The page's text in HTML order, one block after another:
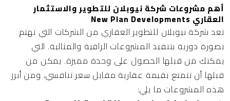
أهم مشروعات شركة نيوبلان للتطوير والاستثمار
العقاري New Plan Developments
تعد شركة نيوبلان للتطوير العقاري من الشركات التي تهتم
بصورة دورية بتنفيذ المشروعات الراقية والمثالية. التي
يمكنك من قبلها الحصول على وحدة مميزة. يمكن من
قبلها أن تتمتع بقيمة عقارية مقابل سعر تنافسي، ومن أبرز
هذه المشروعات ما يلي: